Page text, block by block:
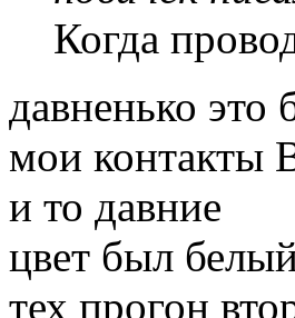
Когда
давненько это
мои контакты
и то давние
цвет был
тех прогон